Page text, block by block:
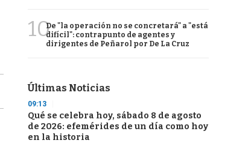
10De "la operación no se concretará" a "está
difícil": contrapunto de agentes y
dirigentes de Peñarol por De La Cruz
Últimas Noticias
09:13
Qué se celebra hoy, sábado 8 de agosto
de 2026: efemérides de un día como hoy
en la historia